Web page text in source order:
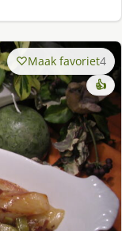
Maak favoriet4
👍